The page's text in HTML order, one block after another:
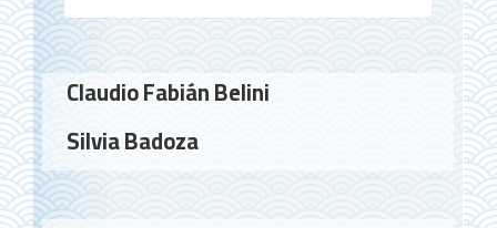
Contenido
principal
del
artículo
Claudio Fabián Belini
Silvia Badoza